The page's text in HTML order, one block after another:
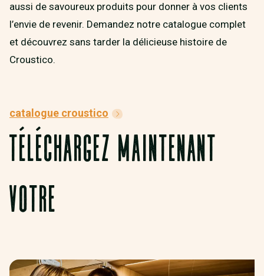
aussi de savoureux produits pour donner à vos clients
l’envie de revenir. Demandez notre catalogue complet
et découvrez sans tarder la délicieuse histoire de
Croustico.
TÉLÉCHARGEZ MAINTENANT
VOTRE
catalogue croustico